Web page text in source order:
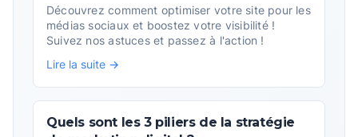
Découvrez comment optimiser votre site pour les
médias sociaux et boostez votre visibilité !
Suivez nos astuces et passez à l'action !
Lire la suite →
Quels sont les 3 piliers de la stratégie